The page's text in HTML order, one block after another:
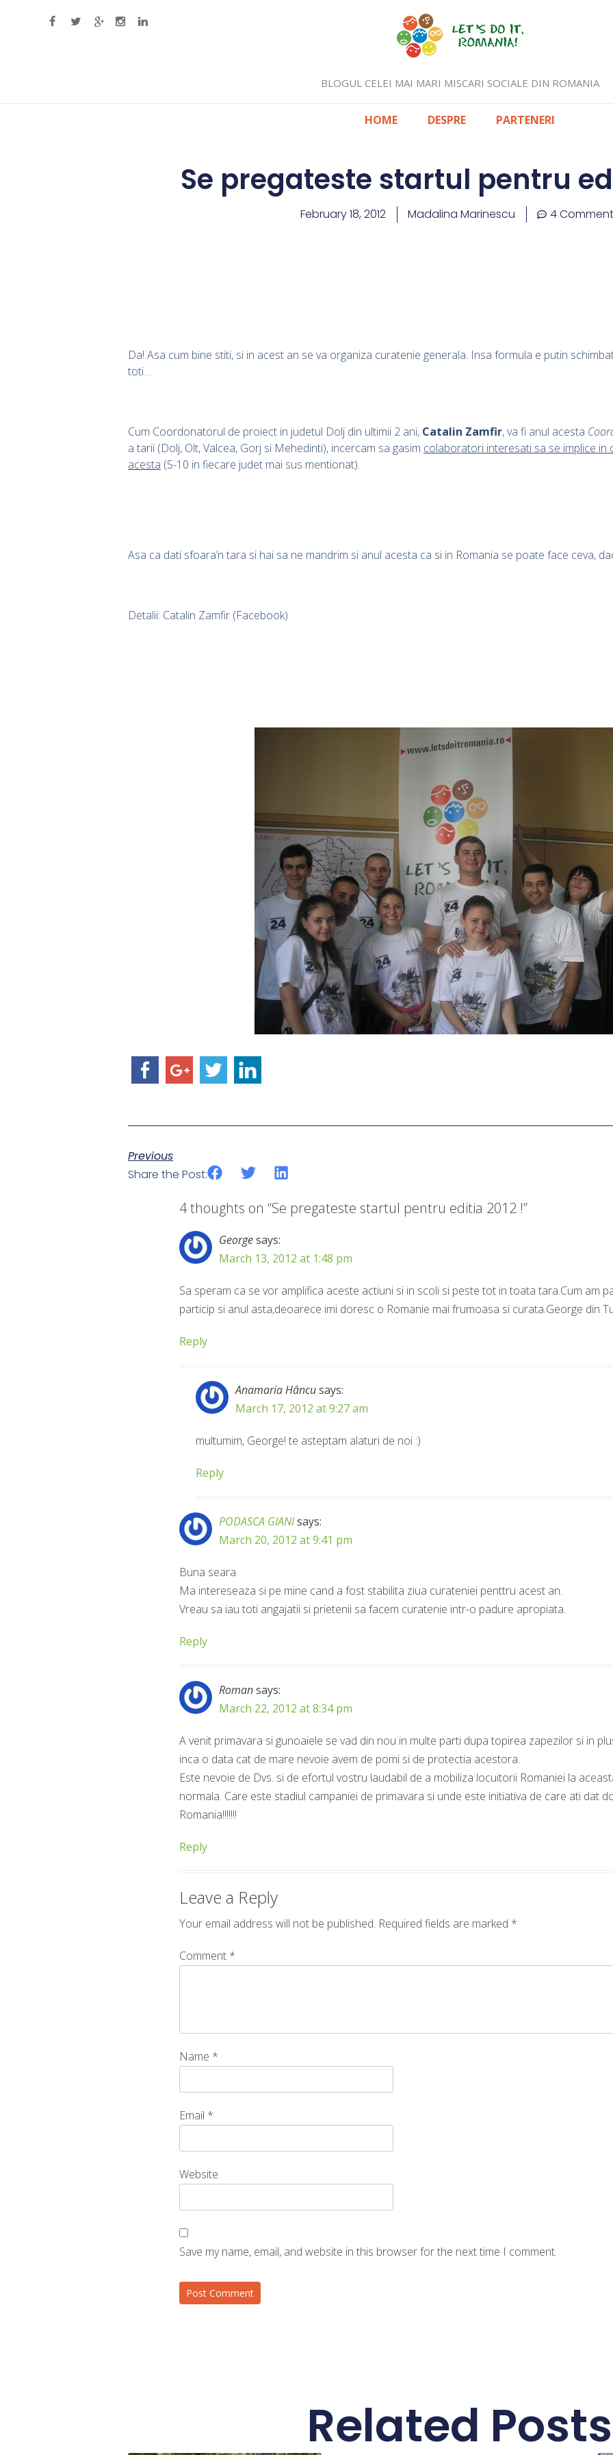
BLOGUL CELEI MAI MARI MISCARI SOCIALE DIN ROMANIA
HOME DESPRE PARTENERI
Se pregateste startul pentru
February 18, 2012 Madalina Marinescu 4
Da! Asa cum bine stiti, si in acest an se va organiza curatenie generala. Insa formula e putin
toti…
Cum Coordonatorul de proiect in judetul Dolj din ultimii 2 ani, Catalin Zamfir, va fi anul acesta
a tarii (Dolj, Olt, Valcea, Gorj si Mehedinti), incercam sa gasim colaboratori interesati sa se implice in
acesta (5-10 in fiecare judet mai sus mentionat).
Asa ca dati sfoara’n tara si hai sa ne mandrim si anul acesta ca si in Romania se poate face ceva,
Detalii: Catalin Zamfir (Facebook)
Previous
Share the Post:
4 thoughts on “Se pregateste startul pentru editia 2012 !”
Georgesays:
March 13, 2012 at 1:48 pm
Sa speram ca se vor amplifica aceste actiuni si in scoli si peste tot in toata tara.Cum am
particip si anul asta,deoarece imi doresc o Romanie mai frumoasa si curata.George din
Reply
Anamaria Hâncusays:
March 17, 2012 at 9:27 am
multumim, George! te asteptam alaturi de noi :)
Reply
PODASCA GIANIsays:
March 20, 2012 at 9:41 pm
Buna seara.
Ma intereseaza si pe mine cand a fost stabilita ziua curateniei penttru acest an.
Vreau sa iau toti angajatii si prietenii sa facem curatenie intr-o padure apropiata.
Reply
Romansays:
March 22, 2012 at 8:34 pm
A venit primavara si gunoaiele se vad din nou in multe parti dupa topirea zapezilor si in
inca o data cat de mare nevoie avem de pomi si de protectia acestora.
Este nevoie de Dvs. si de efortul vostru laudabil de a mobiliza locuitorii Romaniei la
normala. Care este stadiul campaniei de primavara si unde este initiativa de care ati dat
Romania!!!!!!!
Reply
Leave a Reply
Your email address will not be published. Required fields are marked *
Comment *
Name *
Email *
Website
Save my name, email, and website in this browser for the next time I comment.
Related Posts